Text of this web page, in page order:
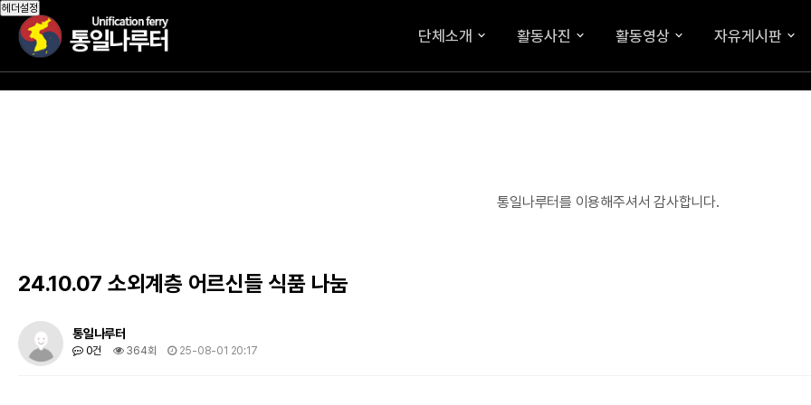
단체소개 활동사진 활동영상 자유게시판
헤더설정
통일나루터를 이용해주셔서 감사합니다.
24.10.07 소외계층 어르신들 식품 나눔
통일나루터
0건 364회 25-08-01 20:17